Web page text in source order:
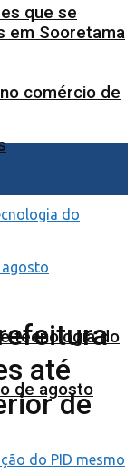
comércio de
tecnologia do
de agosto
que se
em Sooretama
até
de